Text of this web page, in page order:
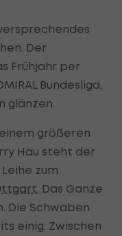
Der
Frühjahr per
Bundesliga,
glänzen.
größeren
Hau steht der
zum
. Das Ganze
Die Schwaben
einig. Zwischen